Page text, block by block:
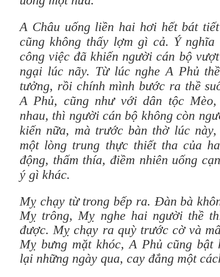
A Châu uống liền hai hơi hết bát
cũng không thấy lợm gì cả. Ý
công việc đã khiến người cán bộ
ngại lúc nãy. Từ lúc nghe A Phủ
tưởng, rồi chính mình bước ra thề
A Phủ, cũng như với dân tộc
nhau, thì người cán bộ không còn
kiến nữa, mà trước bàn thờ lúc
một lòng trung thực thiết tha của
động, thấm thía, điềm nhiên uống
ý gì khác.
Mỵ chạy từ trong bếp ra. Đàn bà
Mỵ trông, Mỵ nghe hai người thề
được. Mỵ chạy ra quỳ trước cờ và
Mỵ bưng mặt khóc, A Phủ cũng
lại những ngày qua, cay đắng một